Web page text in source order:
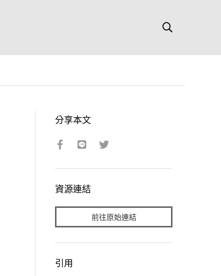
分享本文
資源連結
前往原始連結
引用